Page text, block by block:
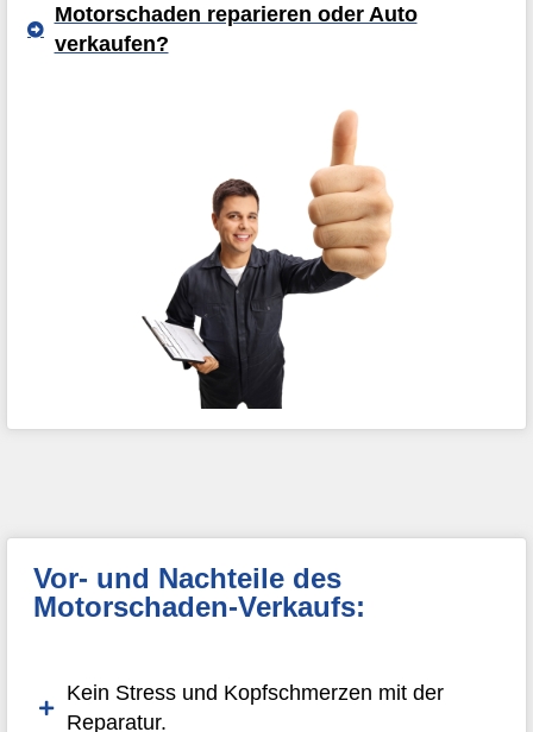
Motorschaden reparieren oder Auto
verkaufen?
Vor- und Nachteile des
Motorschaden-Verkaufs:
Kein Stress und Kopfschmerzen mit der
Reparatur.